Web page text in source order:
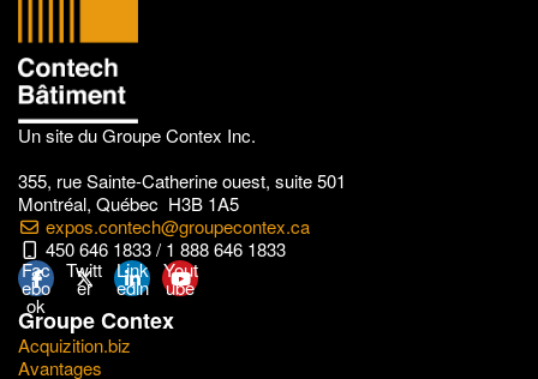
Un site du Groupe Contex Inc.
355, rue Sainte-Catherine ouest, suite 501
Montréal, Québec H3B 1A5
expos.contech@groupecontex.ca
450 646 1833 / 1 888 646 1833
Fac
ebo
ok
Twitt
er
Link
edin
Yout
ube
Groupe Contex
Acquizition.biz
Avantages